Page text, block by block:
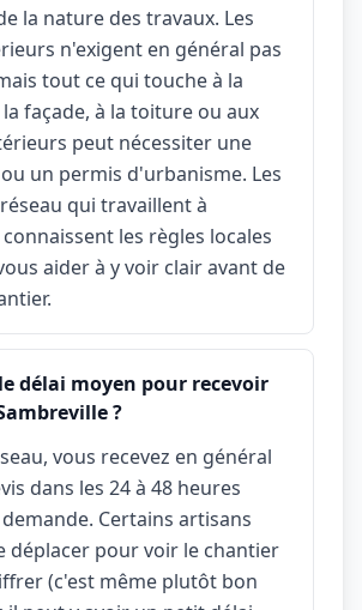
la nature des travaux. Les
n'exigent en général pas
tout ce qui touche à la
façade, à la toiture ou aux
peut nécessiter une
un permis d'urbanisme. Les
qui travaillent à
les règles locales
aider à y voir clair avant de
délai moyen pour recevoir
?
vous recevez en général
dans les 24 à 48 heures
Certains artisans
déplacer pour voir le chantier
(c'est même plutôt bon